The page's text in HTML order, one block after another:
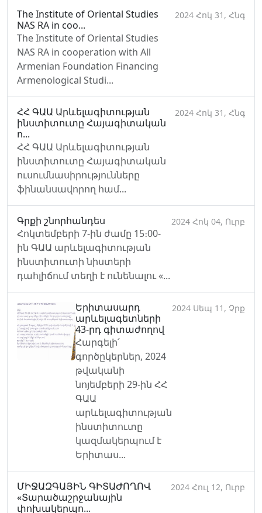
The Institute of Oriental Studies
NAS RA in coo...
The Institute of Oriental Studies
NAS RA in cooperation with All
Armenian Foundation Financing
Armenological Studi...
2024 Հոկ 31, Հնգ
ՀՀ ԳԱԱ Արևելագիտության
ինստիտուտը Հայագիտական
ո...
ՀՀ ԳԱԱ Արևելագիտության
ինստիտուտը Հայագիտական
ուսումնասիրությունները
ֆինանսավորող համ...
2024 Հոկ 31, Հնգ
Գրքի շնորհանդես
Հոկտեմբերի 7-ին ժամը 15։00-
ին ԳԱԱ արևելագիտության
ինստիտուտի նիստերի
դահլիճում տեղի է ունենալու «...
2024 Հոկ 04, Ուրբ
Երիտասարդ
արևելագետների
43-րդ գիտաժողով
Հարգելի՛
գործըկերներ, 2024
թվականի
նոյեմբերի 29-ին ՀՀ
ԳԱԱ
արևելագիտության
ինստիտուտը
կազմակերպում է
Երիտաս...
2024 Սեպ 11, Չրք
ՄԻՋԱԶԳԱՅԻՆ ԳԻՏԱԺՈՂՈՎ
«Տարածաշրջանային
փոխակերպո...
2024 Հուլ 12, Ուրբ